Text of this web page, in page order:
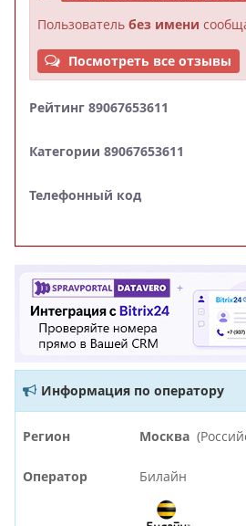
Пользователь без имени
Посмотреть все отзывы
Рейтинг 89067653611
Категории 89067653611
Телефонный код
Информация по оператору
Регион Москва
Оператор Билайн